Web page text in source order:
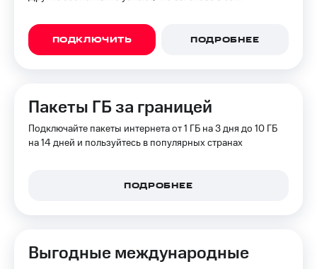
ПОДКЛЮЧИТЬ ПОДРОБНЕЕ
Пакеты ГБ за границей
Подключайте пакеты интернета от 1 ГБ на 3 дня до 10 ГБ
на 14 дней и пользуйтесь в популярных странах
ПОДРОБНЕЕ
Выгодные международные